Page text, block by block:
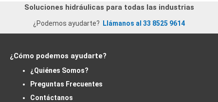
Soluciones hidráulicas para todas las industrias
¿Podemos ayudarte? Llámanos al 33 8525 9614
¿Cómo podemos ayudarte?
¿Quiénes Somos?
Preguntas Frecuentes
Contáctanos